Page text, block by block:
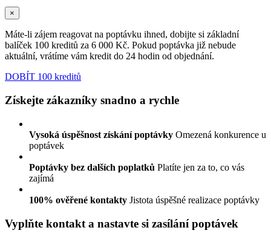
×
Máte-li zájem reagovat na poptávku ihned, dobijte si základní
balíček 100 kreditů za 6 000 Kč. Pokud poptávka již nebude
aktuální, vrátíme vám kredit do 24 hodin od objednání.
DOBÍT 100 kreditů
Získejte zákazníky snadno a rychle
Vysoká úspěšnost získání poptávky Omezená konkurence u
poptávek
Poptávky bez dalších poplatků Platíte jen za to, co vás
zajímá
100% ověřené kontakty Jistota úspěšné realizace poptávky
Vyplňte kontakt a nastavte si zasílání poptávek